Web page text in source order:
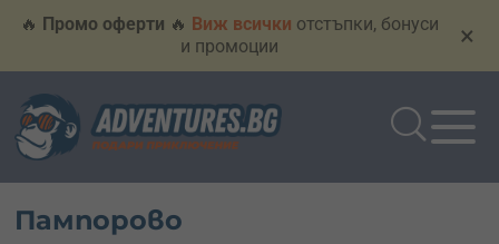
🔥 Промо оферти 🔥 Виж всички отстъпки, бонуси
и промоции
×
Пампорово